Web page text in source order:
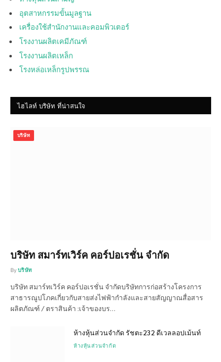
อุตสาหกรรมขั้นมูลฐาน
เครื่องใช้สำนักงานและคอมพิวเตอร์
โรงงานผลิตเคมีภัณฑ์
โรงงานผลิตเหล็ก
โรงหล่อเหล็กรูปพรรณ
ไฮไลท์ บริษัท ที่น่าสนใจ
บริษัท
บริษัท สมาร์ทเวิร์ค คอร์ปอเรชั่น จำกัด
By บริษัท
บริษัท สมาร์ทเวิร์ค คอร์ปอเรชั่น จำกัดบริษัทการก่อสร้างโครงการ
สาธารณูปโภคเกี่ยวกับสายส่งไฟฟ้ากำลังและสายสัญญาณสื่อสาร
ผลิตภัณฑ์ / ตราสินค้า :เจ้าของบร…
ห้างหุ้นส่วนจำกัด รัชตะ232 ดีเวลลอปเม้นท์
ห้างหุ้นส่วนจำกัด